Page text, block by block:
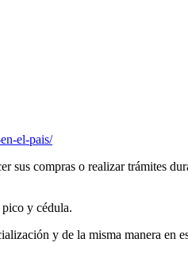
el-pais/
sus compras o realizar trámites
y cédula.
y de la misma manera en